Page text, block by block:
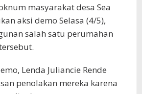
masyarakat desa Sea
aksi demo Selasa (4/5),
salah satu perumahan
Lenda Juliancie Rende
penolakan mereka karena